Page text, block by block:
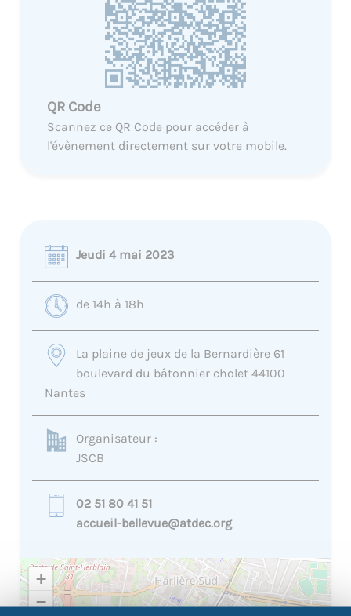
QR Code
Scannez ce QR Code pour accéder à
l'évènement directement sur votre mobile.
Jeudi 4 mai 2023
de 14h à 18h
La plaine de jeux de la Bernardière 61
boulevard du bâtonnier cholet 44100
Nantes
Organisateur :
JSCB
02 51 80 41 51
accueil-bellevue@atdec.org
+
−